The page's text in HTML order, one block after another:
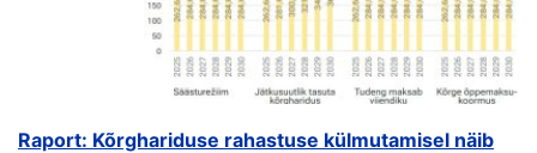
Raport: Kõrghariduse rahastuse külmutamisel näib